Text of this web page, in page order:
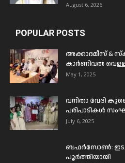
August 6, 2026
POPULAR POSTS
അക്കാദമീസ് &
കാർണിവൽ
May 1, 2025
വനിതാ വേദി
പരിപാടികൾ
July 6, 2025
ബഫര്‍സോണ്‍:
പൂര്‍ത്തിയായി